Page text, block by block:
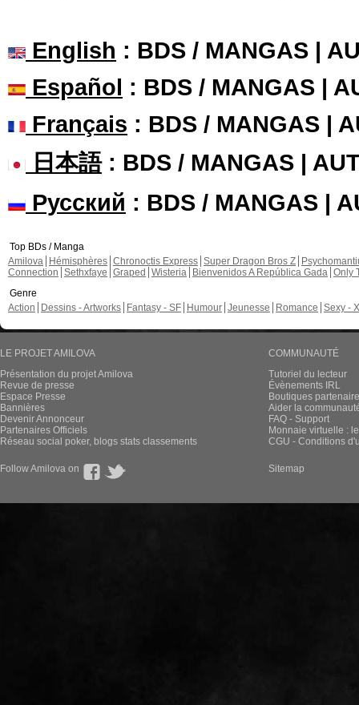
English : BDS / MANGAS |
Español : BDS / MANGAS |
Français : BDS / MANGAS |
日本語: BDS / MANGAS |
Русский : BDS / MANGAS |
Top BDs / Manga
Amilova
Hémisphères Chronoctis Express Super Dragon Bros Z
Connection Sethxfaye Graped Wisteria Bienvenidos A República Gada Only
Genre
Action
Dessins - Artworks Fantasy - SF Humour Jeunesse Romance Sexy -
LE PROJET AMILOVA
Présentation du projet Amilova
Revue de presse
Espace Presse
Bannières
Devenir Annonceur
Partenaires Officiels
Réseau social poker, blogs stats classements
COMMUNAUTÉ
Tutoriel du lecteur
Évènements IRL
Boutiques
Aider la
FAQ - Support
Monnaie virtuelle :
CGU - Conditions
Follow Amilova on Sitemap